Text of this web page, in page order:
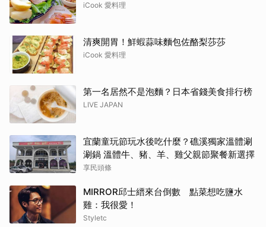
iCook 愛料理
清爽開胃！鮮蝦蒜味麵包佐酪梨莎莎
iCook 愛料理
第一名居然不是泡麵？日本省錢美食排行榜
LIVE JAPAN
宜蘭童玩節玩水後吃什麼？礁溪獨家溫體涮
涮鍋 溫體牛、豬、羊、雞父親節聚餐新選擇
享民頭條
MIRROR邱士縉來台倒數 點菜想吃鹽水
雞：我很愛！
Styletc